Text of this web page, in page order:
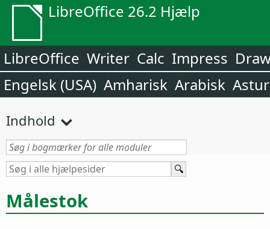
LibreOffice 26.2 Hjælp
LibreOffice Writer Calc Impress
Engelsk (USA) Amharisk Arabisk
Indhold
Målestok